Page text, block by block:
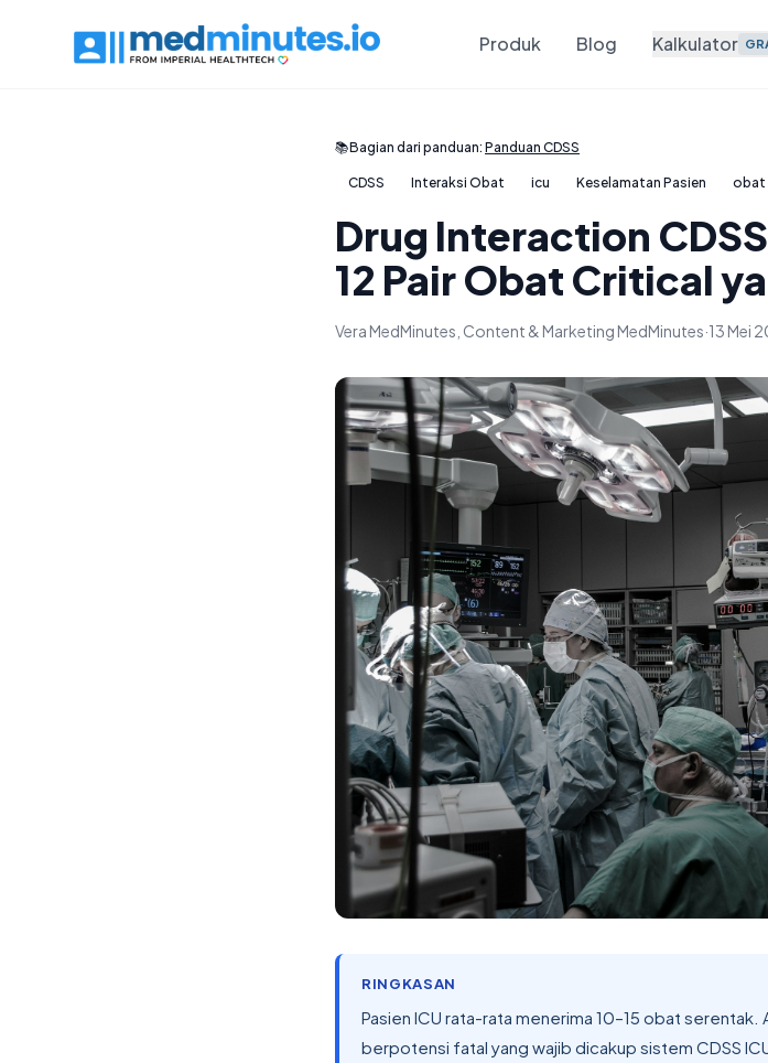
Produk Blog Kalkulator
📚Bagian dari panduan: Panduan CDSS
CDSS Interaksi Obat icu Keselamatan Pasien obat
Drug Interaction
12 Pair Obat Critical
Vera MedMinutes, Content & Marketing MedMinutes·13 Mei
RINGKASAN
Pasien ICU rata-rata menerima 10–15 obat
berpotensi fatal yang wajib dicakup sistem CDSS